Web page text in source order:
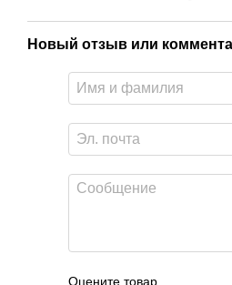
Новый отзыв или
Оцените товар